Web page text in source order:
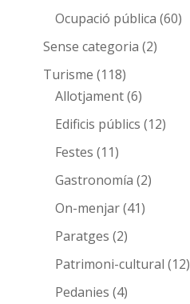
Ocupació pública (60)
Sense categoria (2)
Turisme (118)
Allotjament(6)
Edificis públics (12)
Festes (11)
Gastronomía (2)
On-menjar(41)
Paratges (2)
Patrimoni-cultural (12)
Pedanies (4)